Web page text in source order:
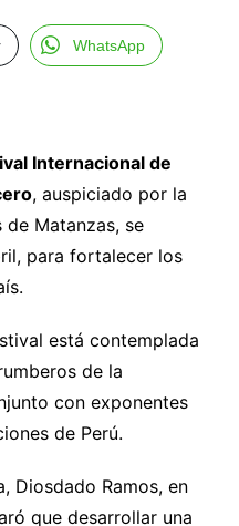
WhatsApp
Internacional de
, auspiciado por la
Matanzas, se
para fortalecer los
está contemplada
de la
con exponentes
de Perú.
Diosdado Ramos, en
que desarrollar una